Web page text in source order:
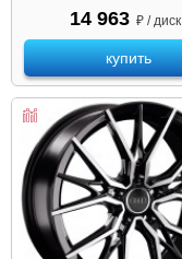
14 963 ₽ / диск
купить